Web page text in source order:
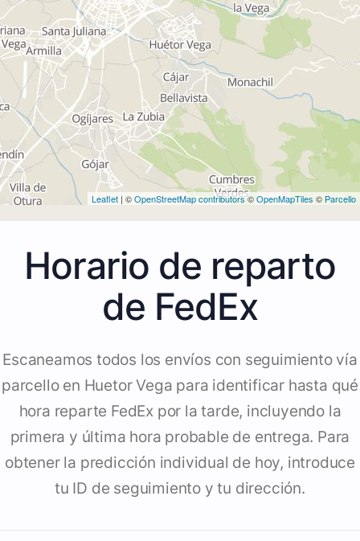
Leaflet | ©OpenStreetMap contributors©OpenMapTiles © Parcello
Horario de reparto
de FedEx
Escaneamos todos los envíos con seguimiento vía
parcello en Huetor Vega para identificar hasta qué
hora reparte FedEx por la tarde, incluyendo la
primera y última hora probable de entrega. Para
obtener la predicción individual de hoy, introduce
tu ID de seguimiento y tu dirección.